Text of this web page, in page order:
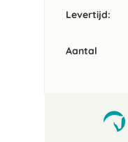
Levertijd:
Aantal